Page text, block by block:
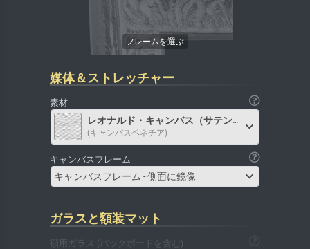
媒体＆ストレッチャー
素材
レオナルド・キャンバス（サテン）
(キャンバスベネチア)
キャンバスフレーム
キャンバスフレーム - 側面に鏡像
ガラスと額装マット
額用ガラス (バックボードを含む)